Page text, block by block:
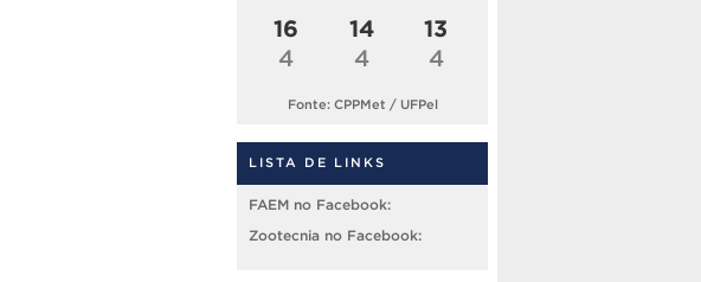
16
4
14
4
13
4
Fonte: CPPMet / UFPel
LISTA DE LINKS
FAEM no Facebook:
Zootecnia no Facebook: